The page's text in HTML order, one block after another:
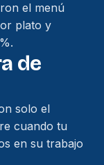
el menú
plato y
de
solo el
cuando tu
en su trabajo